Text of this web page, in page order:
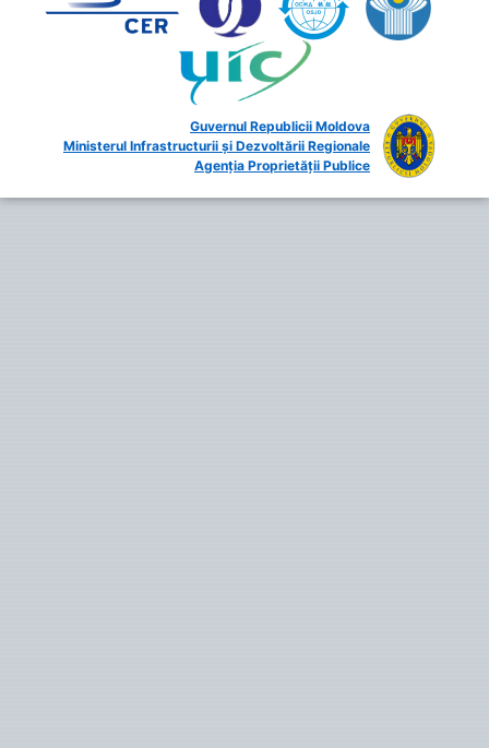
Guvernul Republicii Moldova
Ministerul Infrastructurii și Dezvoltării Regionale
Agenția Proprietății Publice